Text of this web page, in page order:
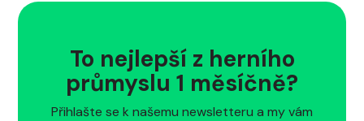
To nejlepší z herního
průmyslu 1 měsíčně?
Přihlašte se k našemu newsletteru a my vám